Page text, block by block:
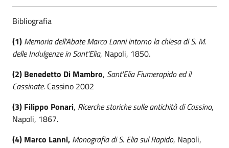
Bibliografia
(1) Memoria dell'Abate Marco Lanni intorno la chiesa di S. M.
delle Indulgenze in Sant'Elia, Napoli, 1850.
(2) Benedetto Di Mambro, Sant'Elia Fiumerapido ed il
Cassinate. Cassino 2002
(3) Filippo Ponari, Ricerche storiche sulle antichità di Cassino,
Napoli, 1867.
(4) Marco Lanni, Monografia di S. Elia sul Rapido, Napoli,